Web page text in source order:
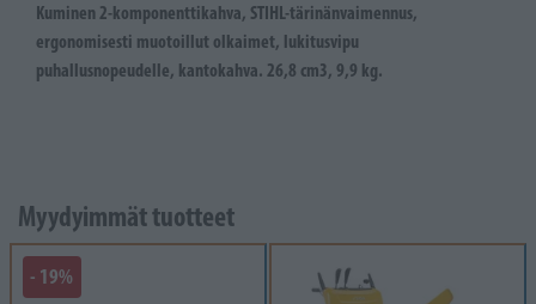
Kuminen 2-komponenttikahva, STIHL-tärinänvaimennus,
ergonomisesti muotoillut olkaimet, lukitusvipu
puhallusnopeudelle, kantokahva. 26,8 cm3, 9,9 kg.
Myydyimmät tuotteet
- 19%